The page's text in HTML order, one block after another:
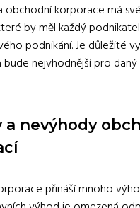
obchodní korporace má
by měl každý
podnikání. Je důležité
nejvhodnější pro
a nevýhody
přináší mnoho